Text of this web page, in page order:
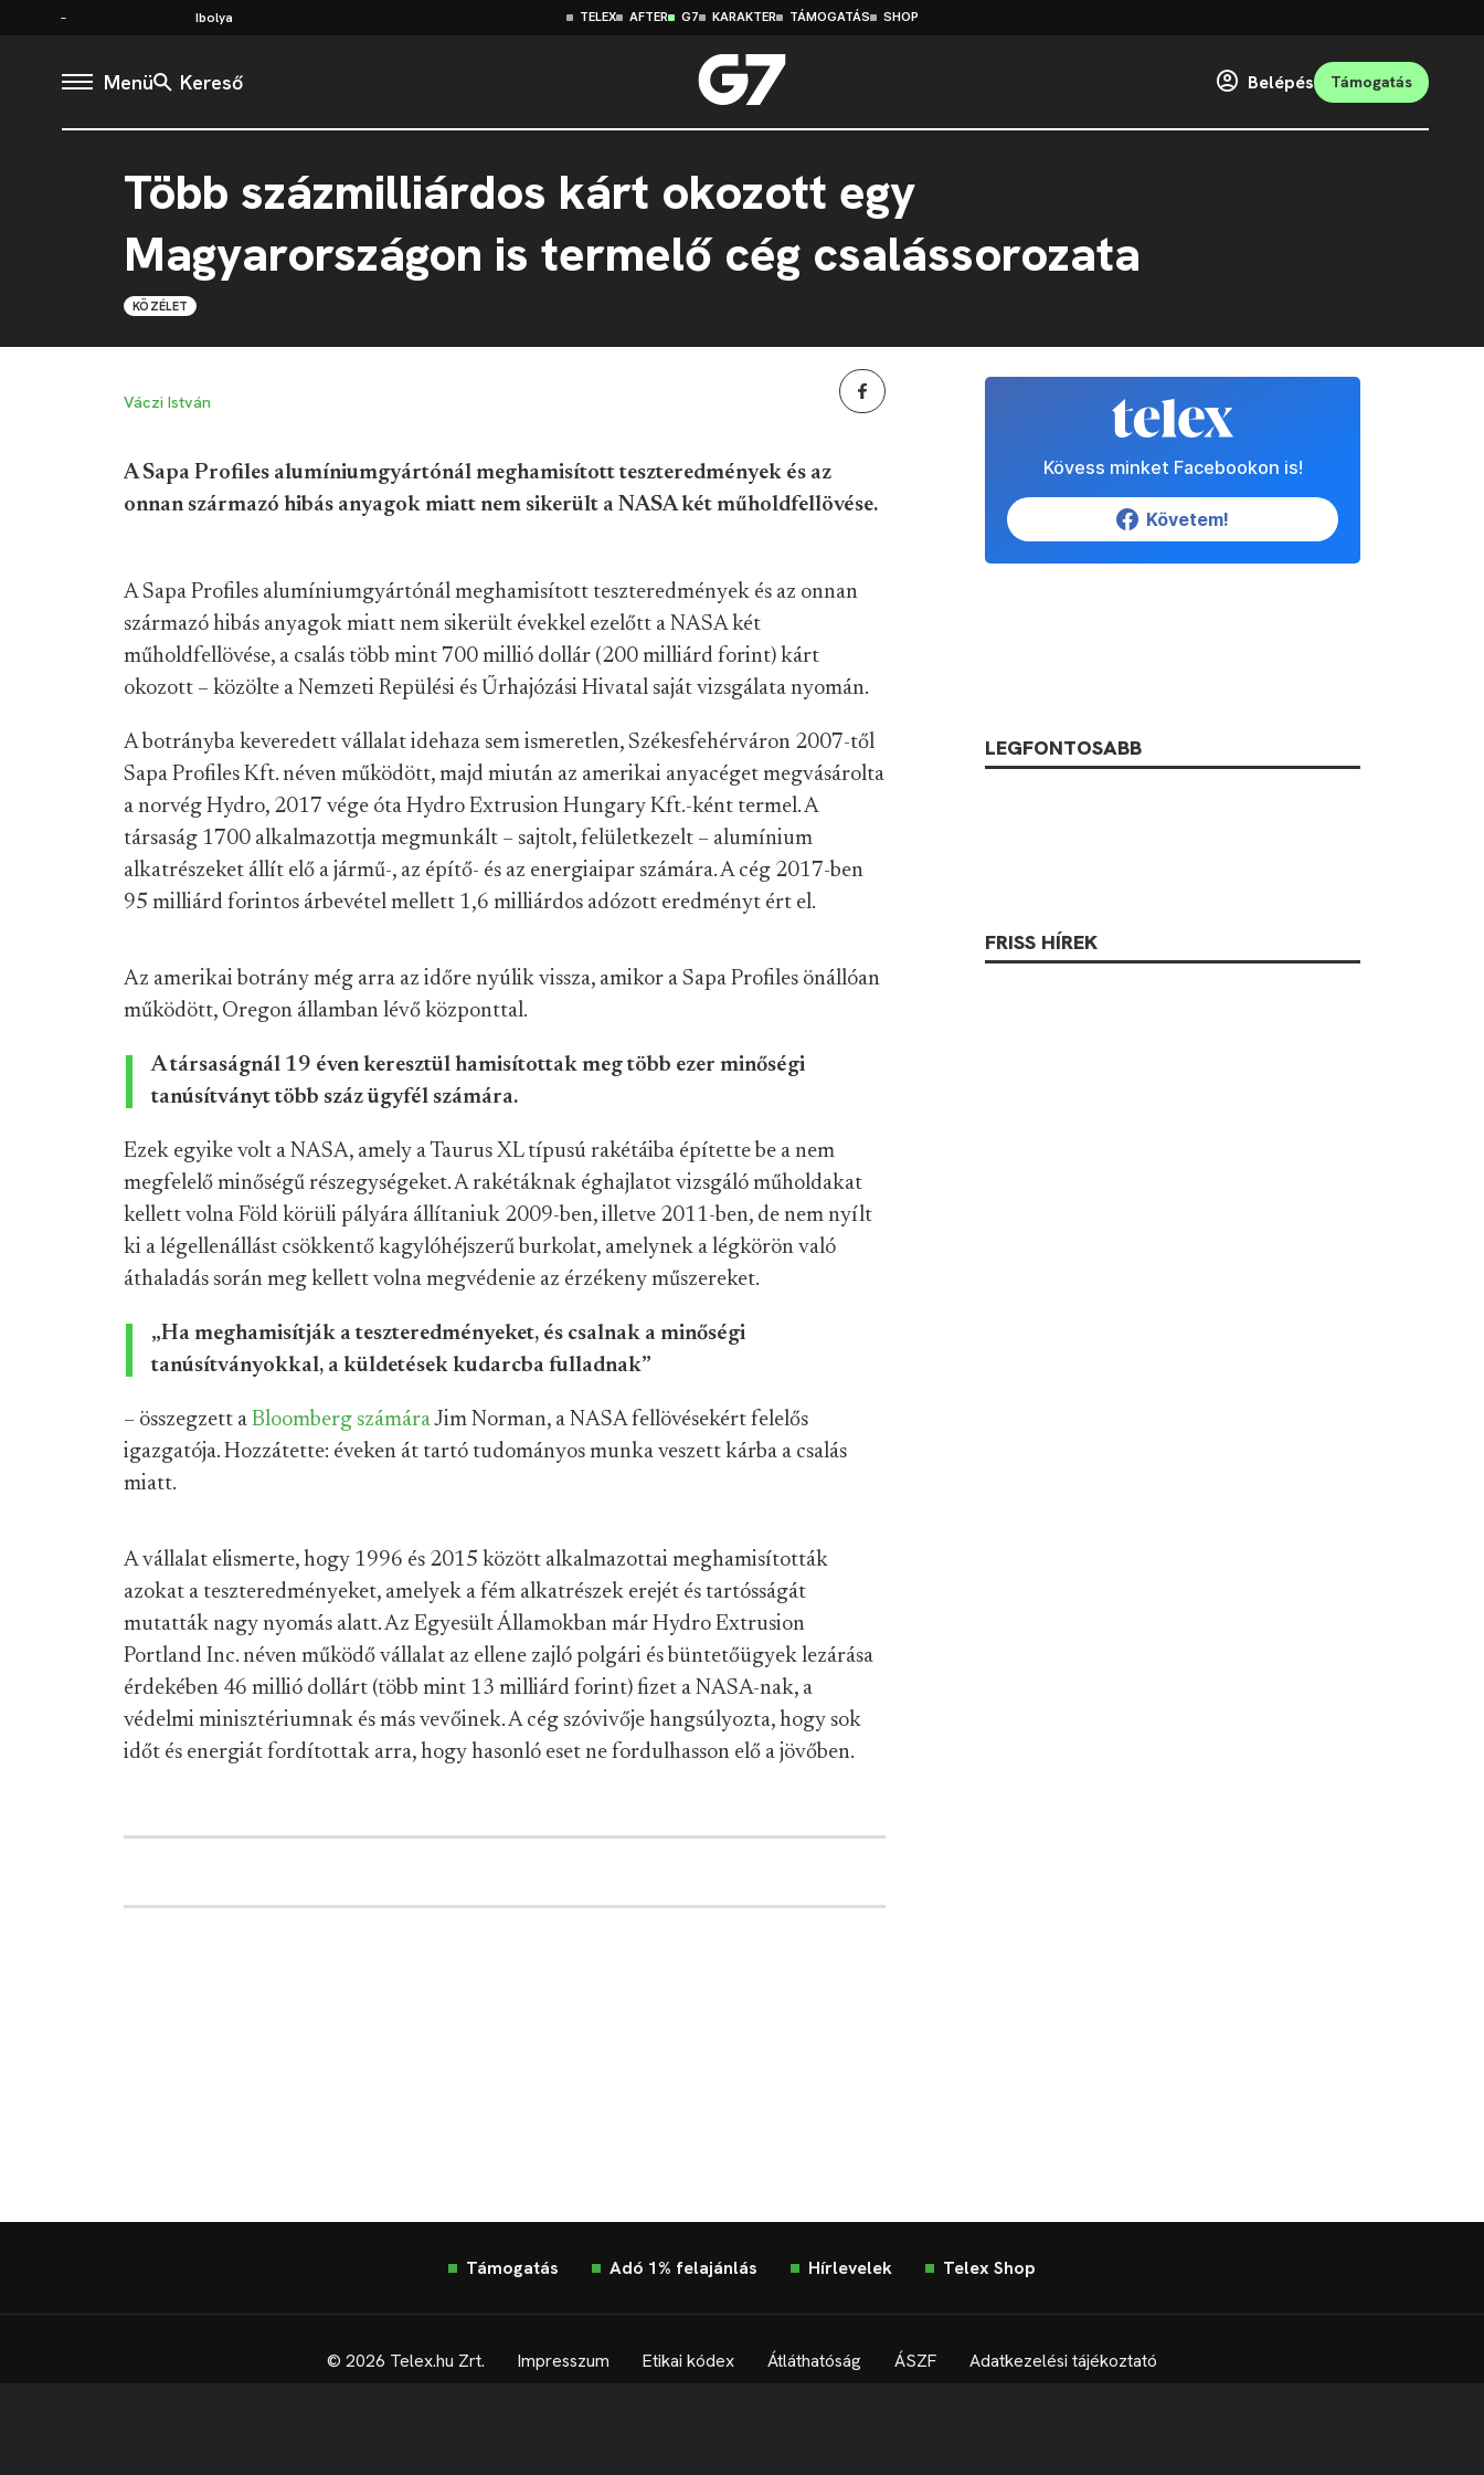
Ibolya TELEX AFTER G7 KARAKTER TÁMOGATÁS SHOP
Menü Kereső Belépés Támogatás
Több százmilliárdos kárt okozott egy
Magyarországon is termelő cég csalássorozata
KÖZÉLET
Váczi István
A Sapa Profiles alumíniumgyártónál meghamisított teszteredmények és az
onnan származó hibás anyagok miatt nem sikerült a NASA két műholdfellövése.
A Sapa Profiles alumíniumgyártónál meghamisított teszteredmények és az onnan
származó hibás anyagok miatt nem sikerült évekkel ezelőtt a NASA két
műholdfellövése, a csalás több mint 700 millió dollár (200 milliárd forint) kárt
okozott – közölte a Nemzeti Repülési és Űrhajózási Hivatal saját vizsgálata nyomán.
A botrányba keveredett vállalat idehaza sem ismeretlen, Székesfehérváron 2007-től
Sapa Profiles Kft. néven működött, majd miután az amerikai anyacéget megvásárolta
a norvég Hydro, 2017 vége óta Hydro Extrusion Hungary Kft.-ként termel. A
társaság 1700 alkalmazottja megmunkált – sajtolt, felületkezelt – alumínium
alkatrészeket állít elő a jármű-, az építő- és az energiaipar számára. A cég 2017-ben
95 milliárd forintos árbevétel mellett 1,6 milliárdos adózott eredményt ért el.
Az amerikai botrány még arra az időre nyúlik vissza, amikor a Sapa Profiles önállóan
működött, Oregon államban lévő központtal.
A társaságnál 19 éven keresztül hamisítottak meg több ezer minőségi
tanúsítványt több száz ügyfél számára.
Ezek egyike volt a NASA, amely a Taurus XL típusú rakétáiba építette be a nem
megfelelő minőségű részegységeket. A rakétáknak éghajlatot vizsgáló műholdakat
kellett volna Föld körüli pályára állítaniuk 2009-ben, illetve 2011-ben, de nem nyílt
ki a légellenállást csökkentő kagylóhéjszerű burkolat, amelynek a légkörön való
áthaladás során meg kellett volna megvédenie az érzékeny műszereket.
„Ha meghamisítják a teszteredményeket, és csalnak a minőségi
tanúsítványokkal, a küldetések kudarcba fulladnak”
– összegzett a Bloomberg számáraJim Norman, a NASA fellövésekért felelős
igazgatója. Hozzátette: éveken át tartó tudományos munka veszett kárba a csalás
miatt.
A vállalat elismerte, hogy 1996 és 2015 között alkalmazottai meghamisították
azokat a teszteredményeket, amelyek a fém alkatrészek erejét és tartósságát
mutatták nagy nyomás alatt. Az Egyesült Államokban már Hydro Extrusion
Portland Inc. néven működő vállalat az ellene zajló polgári és büntetőügyek lezárása
érdekében 46 millió dollárt (több mint 13 milliárd forint) fizet a NASA-nak, a
védelmi minisztériumnak és más vevőinek. A cég szóvivője hangsúlyozta, hogy sok
időt és energiát fordítottak arra, hogy hasonló eset ne fordulhasson elő a jövőben.
Kövess minket Facebookon is!
Követem!
LEGFONTOSABB
FRISS HÍREK
Támogatás Adó 1% felajánlás Hírlevelek Telex Shop
© 2026 Telex.hu Zrt. Impresszum Etikai kódex Átláthatóság ÁSZF Adatkezelési tájékoztató